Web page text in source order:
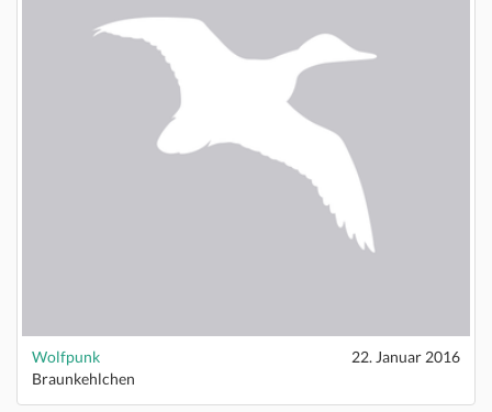
Wolfpunk
22. Januar 2016
Braunkehlchen